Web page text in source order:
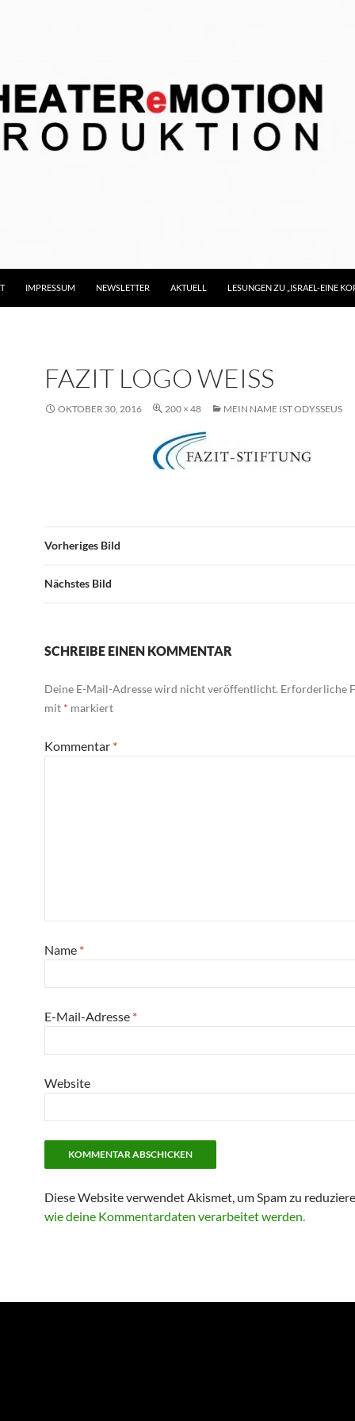
IMPRESSUM NEWSLETTER AKTUELL LESUNGEN ZU „ISRAEL-EINE
FAZIT LOGO WEISS
OKTOBER 30, 2016 200 × 48 MEIN NAME IST ODYSSEUS
Vorheriges Bild
Nächstes Bild
SCHREIBE EINEN KOMMENTAR
Deine E-Mail-Adresse wird nicht veröffentlicht. Erforderliche
mit * markiert
Kommentar *
Name *
E-Mail-Adresse *
Website
Diese Website verwendet Akismet, um Spam zu
wie deine Kommentardaten verarbeitet werden.